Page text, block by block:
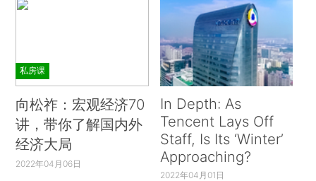
私房课
向松祚：宏观经济70
讲，带你了解国内外
经济大局
2022年04月06日
In Depth: As
Tencent Lays Off
Staff, Is Its ‘Winter’
Approaching?
2022年04月01日